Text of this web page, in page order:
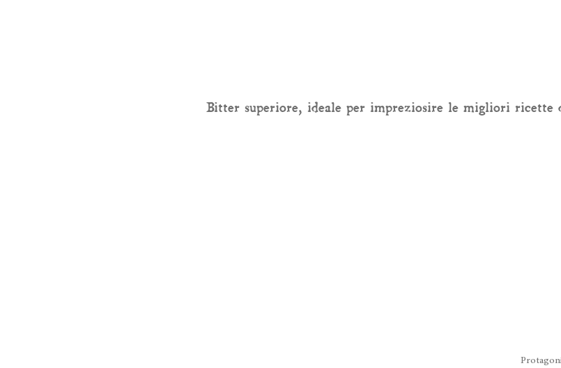
Bitter superiore, ideale per impreziosire le migliori ricette